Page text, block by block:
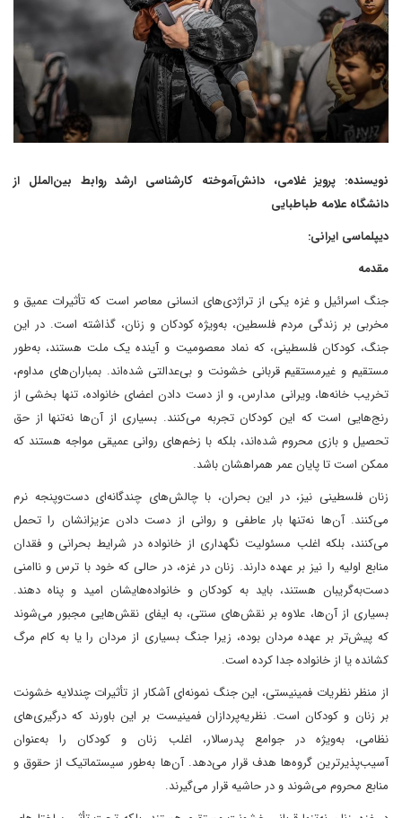
نویسنده: پرویز غلامی، دانش‌آموخته کارشناسی ارشد روابط بین‌الملل از
دانشگاه علامه طباطبایی
دیپلماسی ایرانی:
مقدمه
جنگ اسرائیل و غزه یکی از تراژدی‌های انسانی معاصر است که تأثیرات عمیق و
مخربی بر زندگی مردم فلسطین، به‌ویژه کودکان و زنان، گذاشته است. در این
جنگ، کودکان فلسطینی، که نماد معصومیت و آینده یک ملت هستند، به‌طور
مستقیم و غیرمستقیم قربانی خشونت و بی‌عدالتی شده‌اند. بمباران‌های مداوم،
تخریب خانه‌ها، ویرانی مدارس، و از دست دادن اعضای خانواده، تنها بخشی از
رنج‌هایی است که این کودکان تجربه می‌کنند. بسیاری از آن‌ها نه‌تنها از حق
تحصیل و بازی محروم شده‌اند، بلکه با زخم‌های روانی عمیقی مواجه هستند که
ممکن است تا پایان عمر همراهشان باشد.
زنان فلسطینی نیز، در این بحران، با چالش‌های چندگانه‌ای دست‌وپنجه نرم
می‌کنند. آن‌ها نه‌تنها بار عاطفی و روانی از دست دادن عزیزانشان را تحمل
می‌کنند، بلکه اغلب مسئولیت نگهداری از خانواده در شرایط بحرانی و فقدان
منابع اولیه را نیز بر عهده دارند. زنان در غزه، در حالی که خود با ترس و ناامنی
دست‌به‌گریبان هستند، باید به کودکان و خانواده‌هایشان امید و پناه دهند.
بسیاری از آن‌ها، علاوه بر نقش‌های سنتی، به ایفای نقش‌هایی مجبور می‌شوند
که پیش‌تر بر عهده مردان بوده، زیرا جنگ بسیاری از مردان را یا به کام مرگ
کشانده یا از خانواده جدا کرده است.
از منظر نظریات فمینیستی، این جنگ نمونه‌ای آشکار از تأثیرات چندلایه خشونت
بر زنان و کودکان است. نظریه‌پردازان فمینیست بر این باورند که درگیری‌های
نظامی، به‌ویژه در جوامع پدرسالار، اغلب زنان و کودکان را به‌عنوان
آسیب‌پذیرترین گروه‌ها هدف قرار می‌دهد. آن‌ها به‌طور سیستماتیک از حقوق و
منابع محروم می‌شوند و در حاشیه قرار می‌گیرند.